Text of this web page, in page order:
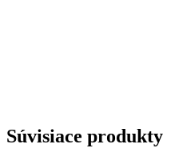
Súvisiace produkty